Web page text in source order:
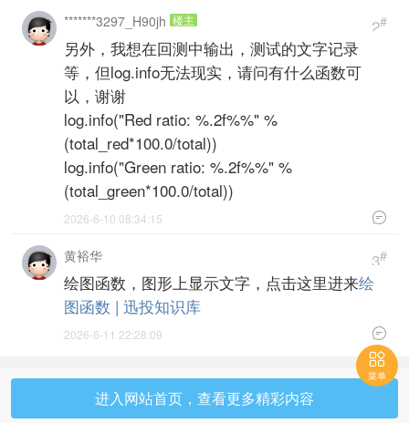
2#
*******3297_H90jh 楼主
另外，我想在回测中输出，测试的文字记录
等，但log.info无法现实，请问有什么函数可
以，谢谢
log.info("Red ratio: %.2f%%" %
(total_red*100.0/total))
log.info("Green ratio: %.2f%%" %
(total_green*100.0/total))

2026-6-10 08:34:15
3#
黄裕华
绘图函数，图形上显示文字，点击这里进来绘
图函数 | 迅投知识库

2026-6-11 22:28:09
进入网站首页，查看更多精彩内容

菜单